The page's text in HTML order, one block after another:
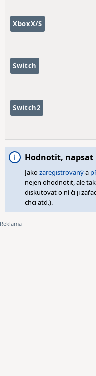
XboxX/S
Switch
Switch2
Hodnotit,
Jakozaregistrovanýa
nejen ohodnotit, ale
diskutovat o ní či ji
chci atd.).